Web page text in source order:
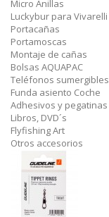
Micro Anillas
Luckybur para Vivarelli
Portacañas
Portamoscas
Montaje de cañas
Bolsas AQUAPAC
Teléfonos sumergibles
Funda asiento Coche
Adhesivos y pegatinas
Libros, DVD´s
Flyfishing Art
Otros accesorios